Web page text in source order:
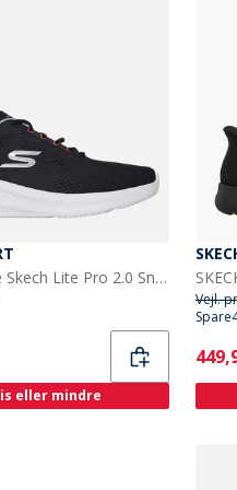
SKECHERS Herre Skech Lite Pro 2.0 Sneakers Sort
eller mindre
Vejl.
Spare